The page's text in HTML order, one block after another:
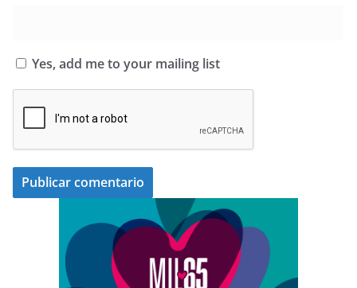
Yes, add me to your mailing list